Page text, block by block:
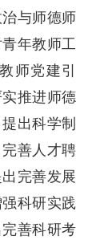
与师德师
年教师工
师党建引
推进师德
出科学制
善人才聘
完善发展
科研实践
善科研考